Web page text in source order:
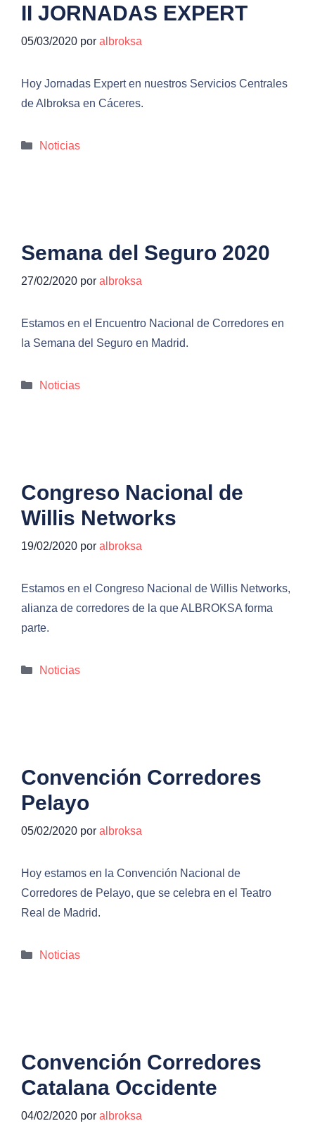
II JORNADAS EXPERT
05/03/2020 por albroksa
Hoy Jornadas Expert en nuestros Servicios Centrales
de Albroksa en Cáceres.
Categorías
Noticias
Semana del Seguro 2020
27/02/2020 por albroksa
Estamos en el Encuentro Nacional de Corredores en
la Semana del Seguro en Madrid.
Categorías
Noticias
Congreso Nacional de
Willis Networks
19/02/2020 por albroksa
Estamos en el Congreso Nacional de Willis Networks,
alianza de corredores de la que ALBROKSA forma
parte.
Categorías
Noticias
Convención Corredores
Pelayo
05/02/2020 por albroksa
Hoy estamos en la Convención Nacional de
Corredores de Pelayo, que se celebra en el Teatro
Real de Madrid.
Categorías
Noticias
Convención Corredores
Catalana Occidente
04/02/2020 por albroksa